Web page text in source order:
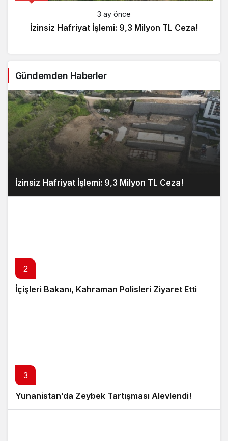
3 ay önce
İzinsiz Hafriyat İşlemi: 9,3 Milyon TL Ceza!
Gündemden Haberler
İzinsiz Hafriyat İşlemi: 9,3 Milyon TL Ceza!
2
İçişleri Bakanı, Kahraman Polisleri Ziyaret Etti
3
Yunanistan’da Zeybek Tartışması Alevlendi!